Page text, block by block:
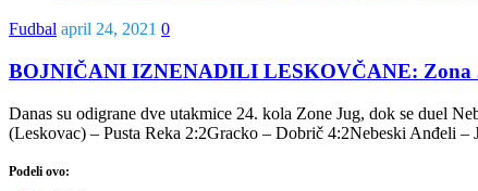
Fudbal april 24, 2021 0
BOJNIČANI IZNENADILI LESKOVČANE: Zona
Danas su odigrane dve utakmice 24. kola Zone Jug, dok se duel
(Leskovac) – Pusta Reka 2:2Gracko – Dobrič 4:2Nebeski Anđeli
Podeli ovo: